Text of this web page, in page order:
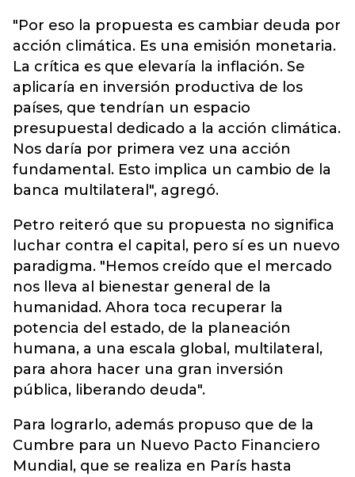
"Por eso la propuesta es cambiar deuda por
acción climática. Es una emisión monetaria.
La crítica es que elevaría la inflación. Se
aplicaría en inversión productiva de los
países, que tendrían un espacio
presupuestal dedicado a la acción climática.
Nos daría por primera vez una acción
fundamental. Esto implica un cambio de la
banca multilateral", agregó.
Petro reiteró que su propuesta no significa
luchar contra el capital, pero sí es un nuevo
paradigma. "Hemos creído que el mercado
nos lleva al bienestar general de la
humanidad. Ahora toca recuperar la
potencia del estado, de la planeación
humana, a una escala global, multilateral,
para ahora hacer una gran inversión
pública, liberando deuda".
Para lograrlo, además propuso que de la
Cumbre para un Nuevo Pacto Financiero
Mundial, que se realiza en París hasta